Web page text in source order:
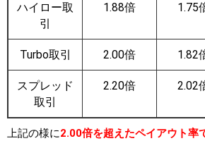
ハイロー取
引
1.88倍 1.75
Turbo取引 2.00倍 1.82
スプレッド
取引
2.20倍 2.02
上記の様に2.00倍を超えたペイアウト率